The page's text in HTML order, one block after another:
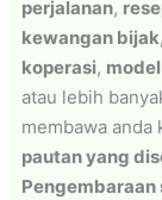
perjalanan,
kewangan
koperasi,
atau lebih
membawa anda
pautan yang
Pengembaraan